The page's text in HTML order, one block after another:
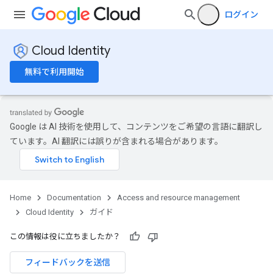
ログイン
Cloud Identity
無料で利用開始
Google は AI 技術を使用して、コンテンツをご希望の言語に翻訳し
ています。AI 翻訳には誤りが含まれる場合があります。
Home Documentation
Access and resource management
Cloud Identity
ガイド
この情報は役に立ちましたか？
フィードバックを送信